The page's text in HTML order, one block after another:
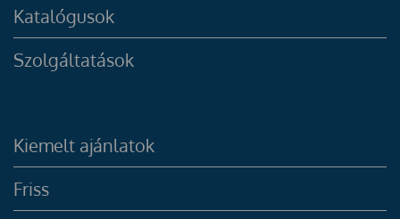
Katalógusok
Szolgáltatások
Kiemelt ajánlatok
Friss